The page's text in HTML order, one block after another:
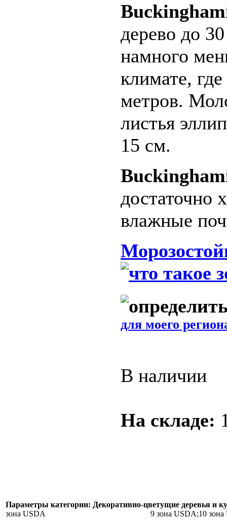
дерево до
намного
климате,
метров.
листья
15 см.
достаточно
влажные
для моего
В наличии
На складе:
Параметры категории: Декоративно-цветущие деревья и
зона USDA
9 зона USDA;10